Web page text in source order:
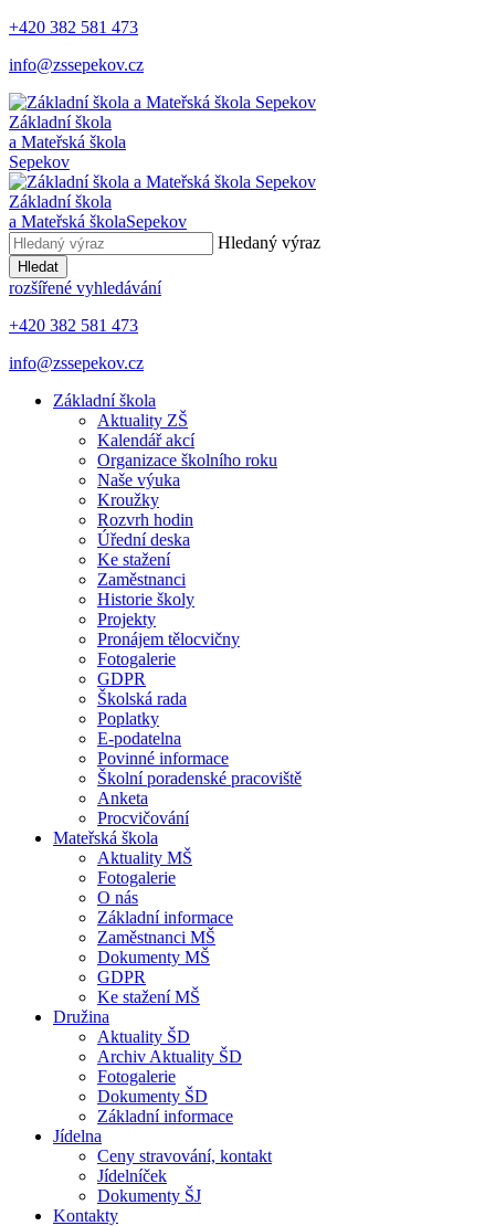
+420 382 581 473
info@zssepekov.cz
Základní škola
a Mateřská škola
Sepekov
Základní škola
a Mateřská školaSepekov
Hledaný výraz
Hledat
rozšířené vyhledávání
+420 382 581 473
info@zssepekov.cz
Základní škola
Aktuality ZŠ
Kalendář akcí
Organizace školního roku
Naše výuka
Kroužky
Rozvrh hodin
Úřední deska
Ke stažení
Zaměstnanci
Historie školy
Projekty
Pronájem tělocvičny
Fotogalerie
GDPR
Školská rada
Poplatky
E-podatelna
Povinné informace
Školní poradenské pracoviště
Anketa
Procvičování
Mateřská škola
Aktuality MŠ
Fotogalerie
O nás
Základní informace
Zaměstnanci MŠ
Dokumenty MŠ
GDPR
Ke stažení MŠ
Družina
Aktuality ŠD
Archiv Aktuality ŠD
Fotogalerie
Dokumenty ŠD
Základní informace
Jídelna
Ceny stravování, kontakt
Jídelníček
Dokumenty ŠJ
Kontakty